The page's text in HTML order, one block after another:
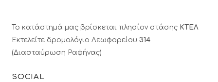
Το κατάστημά μας βρίσκεται πλησίον στάσης ΚΤΕΛ
Εκτελείτε δρομολόγιο Λεωφορείου 314
(Διασταύρωση Ραφήνας)
SOCIAL